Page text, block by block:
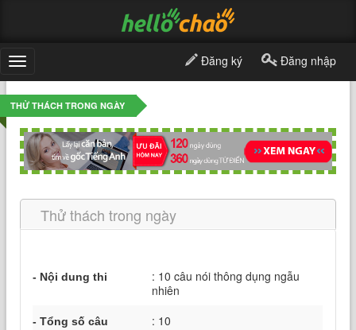
Toggle
navigation
Đăng ký Đăng nhập
THỬ THÁCH TRONG NGÀY
Thử thách trong ngày
- Nội dung thi
: 10 câu nói thông dụng ngẫu
nhiên
- Tổng số câu : 10